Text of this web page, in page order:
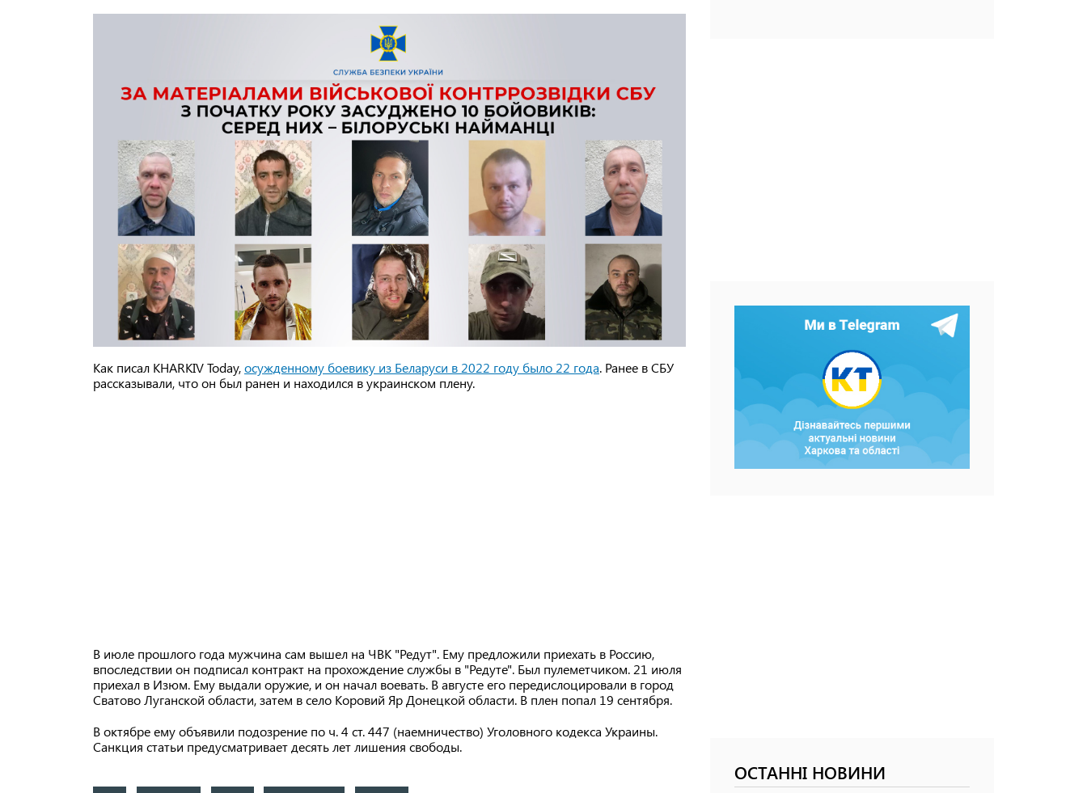
Как писал KHARKIV Today,осужденному боевику из Беларуси в 2022 году было 22 года. Ранее в СБУ
рассказывали, что он был ранен и находился в украинском плену.
В июле прошлого года мужчина сам вышел на ЧВК "Редут". Ему предложили приехать в Россию,
впоследствии он подписал контракт на прохождение службы в "Редуте". Был пулеметчиком. 21 июля
приехал в Изюм. Ему выдали оружие, и он начал воевать. В августе его передислоцировали в город
Сватово Луганской области, затем в село Коровий Яр Донецкой области. В плен попал 19 сентября.
В октябре ему объявили подозрение по ч. 4 ст. 447 (наемничество) Уголовного кодекса Украины.
Санкция статьи предусматривает десять лет лишения свободы.
ОСТАННІ НОВИНИ